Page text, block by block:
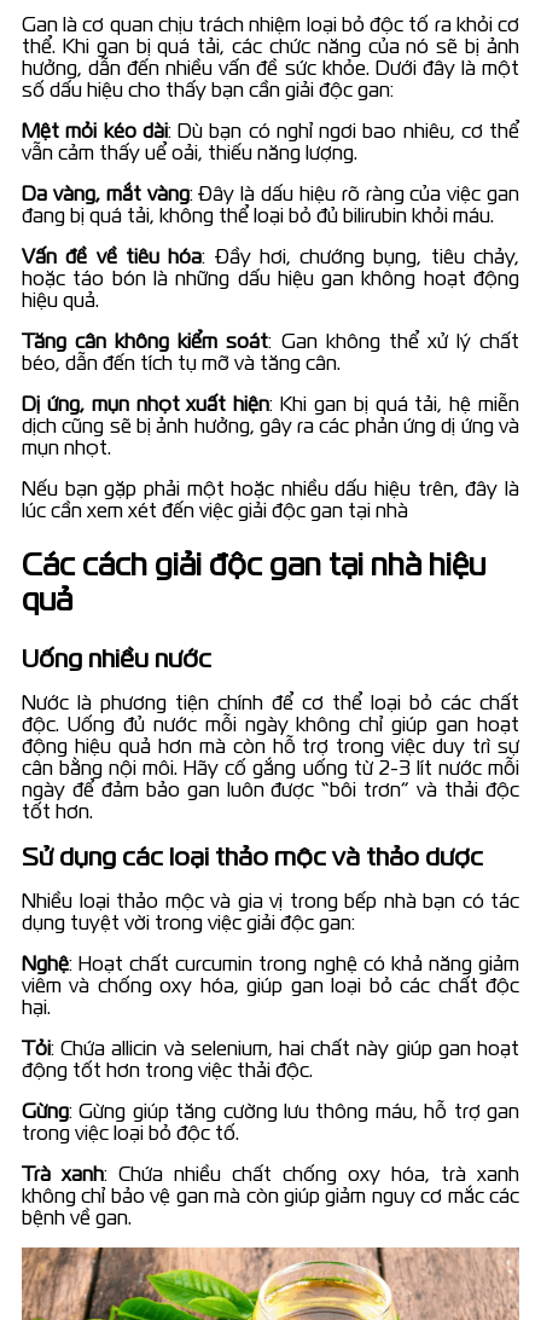
Gan là cơ quan chịu trách nhiệm loại bỏ độc tố ra khỏi cơ
thể. Khi gan bị quá tải, các chức năng của nó sẽ bị ảnh
hưởng, dẫn đến nhiều vấn đề sức khỏe. Dưới đây là một
số dấu hiệu cho thấy bạn cần giải độc gan:
Mệt mỏi kéo dài: Dù bạn có nghỉ ngơi bao nhiêu, cơ thể
vẫn cảm thấy uể oải, thiếu năng lượng.
Da vàng, mắt vàng: Đây là dấu hiệu rõ ràng của việc gan
đang bị quá tải, không thể loại bỏ đủ bilirubin khỏi máu.
Vấn đề về tiêu hóa: Đầy hơi, chướng bụng, tiêu chảy,
hoặc táo bón là những dấu hiệu gan không hoạt động
hiệu quả.
Tăng cân không kiểm soát: Gan không thể xử lý chất
béo, dẫn đến tích tụ mỡ và tăng cân.
Dị ứng, mụn nhọt xuất hiện: Khi gan bị quá tải, hệ miễn
dịch cũng sẽ bị ảnh hưởng, gây ra các phản ứng dị ứng và
mụn nhọt.
Nếu bạn gặp phải một hoặc nhiều dấu hiệu trên, đây là
lúc cần xem xét đến việc giải độc gan tại nhà
Các cách giải độc gan tại nhà hiệu
quả
Uống nhiều nước
Nước là phương tiện chính để cơ thể loại bỏ các chất
độc. Uống đủ nước mỗi ngày không chỉ giúp gan hoạt
động hiệu quả hơn mà còn hỗ trợ trong việc duy trì sự
cân bằng nội môi. Hãy cố gắng uống từ 2-3 lít nước mỗi
ngày để đảm bảo gan luôn được “bôi trơn” và thải độc
tốt hơn.
Sử dụng các loại thảo mộc và thảo dược
Nhiều loại thảo mộc và gia vị trong bếp nhà bạn có tác
dụng tuyệt vời trong việc giải độc gan:
Nghệ: Hoạt chất curcumin trong nghệ có khả năng giảm
viêm và chống oxy hóa, giúp gan loại bỏ các chất độc
hại.
Tỏi: Chứa allicin và selenium, hai chất này giúp gan hoạt
động tốt hơn trong việc thải độc.
Gừng: Gừng giúp tăng cường lưu thông máu, hỗ trợ gan
trong việc loại bỏ độc tố.
Trà xanh: Chứa nhiều chất chống oxy hóa, trà xanh
không chỉ bảo vệ gan mà còn giúp giảm nguy cơ mắc các
bệnh về gan.